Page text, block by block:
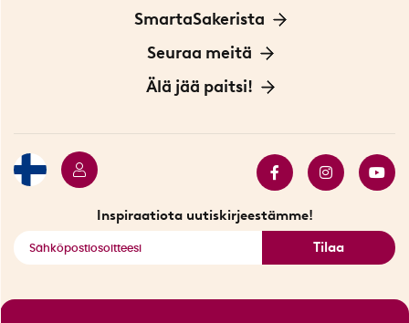
Tietoa evästeistä
Yksityisyydensuoja
Sopimusehdot
SmartaSakerista
Meistä
Myymälä Tukholmassa
Seuraa meitä
Innovaattoriblogi
Älä jää paitsi!
Katso kaikki älykkäät tuotteet
Inspiraatiota uutiskirjeestämme!
Tilaa